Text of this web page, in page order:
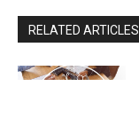
RELATED ARTICLES